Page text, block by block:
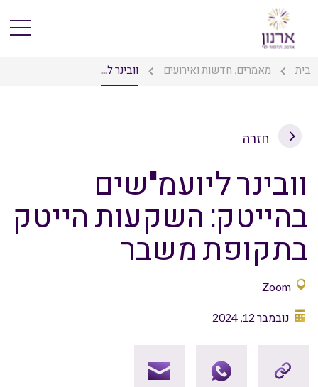
בית מאמרים, חדשות ואירועים וובינר ל...
חזרה
וובינר ליועמ"שים
בהייטק: השקעות הייטק
בתקופת משבר
Zoom
נובמבר 12, 2024